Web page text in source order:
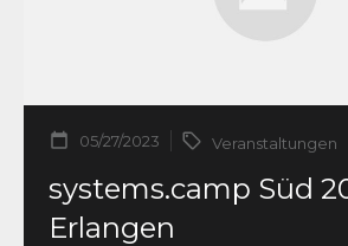
05/27/2023 Veranstaltungen
systems.camp Süd
Erlangen